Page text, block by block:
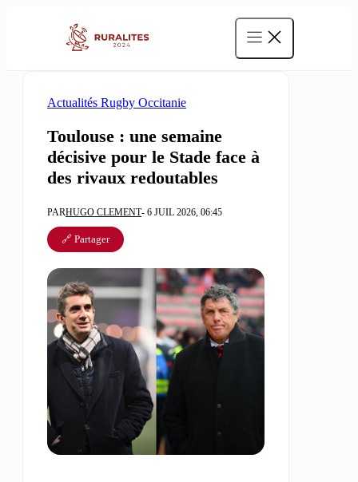
Actualités Rugby Occitanie
Toulouse : une semaine
décisive pour le Stade face à
des rivaux redoutables
PARHUGO CLEMENT- 6 JUIL 2026, 06:45
🔗 Partager